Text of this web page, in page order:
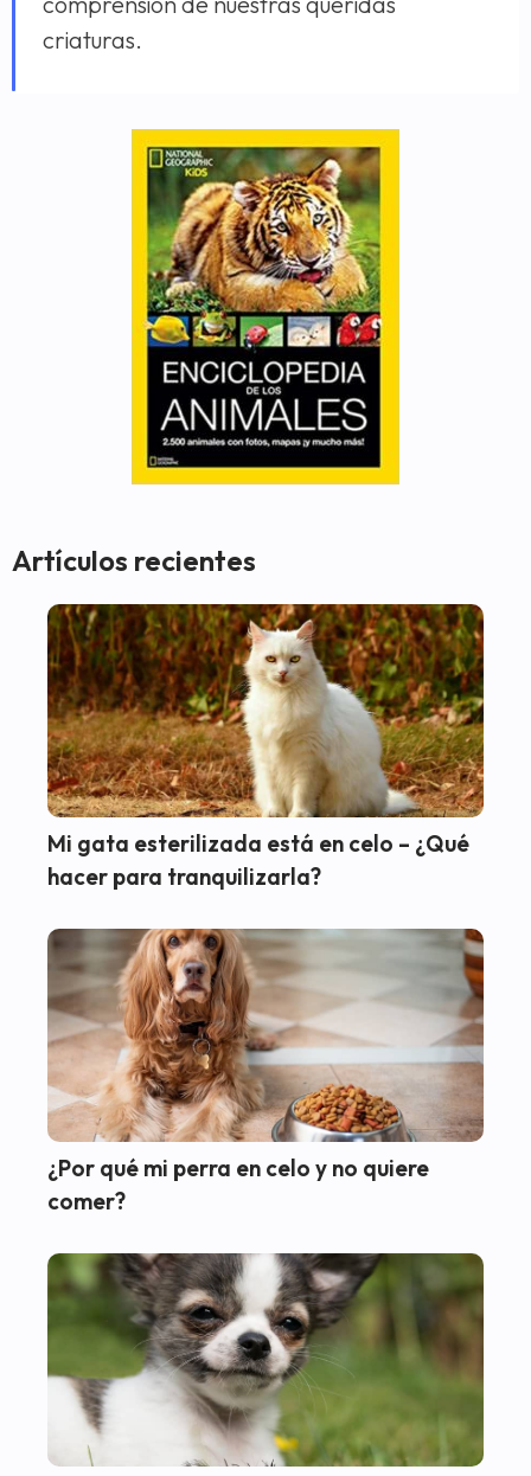
criaturas.
Artículos recientes
Mi gata esterilizada está en celo – ¿Qué
hacer para tranquilizarla?
¿Por qué mi perra en celo y no quiere
comer?